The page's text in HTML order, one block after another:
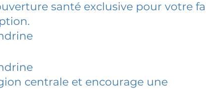
santé exclusive pour votre
centrale et encourage une